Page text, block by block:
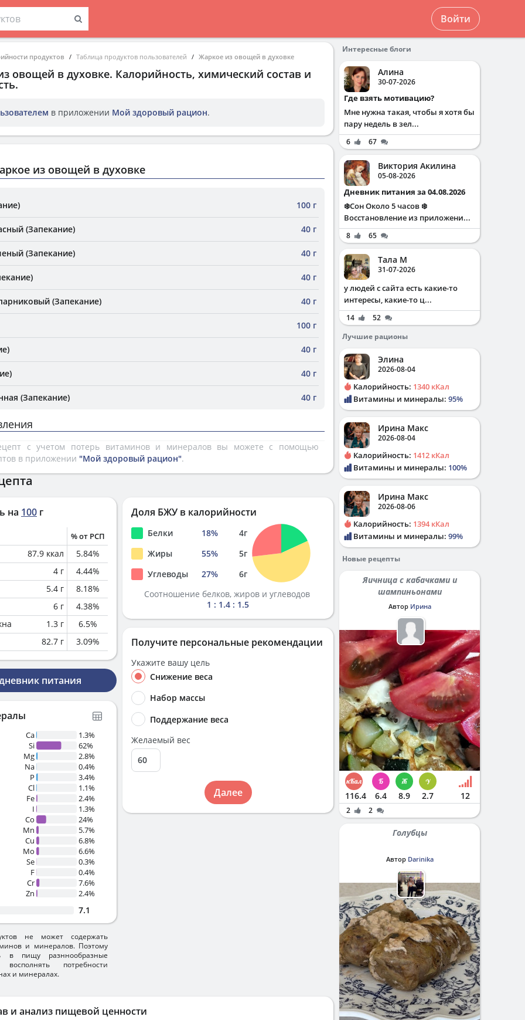
Войти
продуктов Таблица продуктов пользователей Жаркое из овощей в духовке
овощей в духовке. Калорийность, химический состав и
в приложении Мой здоровый рацион.
из овощей в духовке
100 г
(Запекание) 40 г
(Запекание) 40 г
40 г
(Запекание) 40 г
100 г
40 г
40 г
(Запекание) 40 г
с учетом потерь витаминов и минералов вы можете с помощью
в приложении "Мой здоровый рацион".
и анализ пищевой ценности
на 100 г
% от РСП
87.9 ккал 5.84%
4 г 4.44%
5.4 г 8.18%
6 г 4.38%
1.3 г 6.5%
82.7 г 3.09%
питания
Ca
1.3%
Si
62%
Mg
2.8%
Na
0.4%
P
3.4%
Cl
1.1%
Fe
2.4%
I
1.3%
Co
24%
Mn
5.7%
Cu
6.8%
Mo
6.6%
Se
0.3%
F
0.4%
Cr
7.6%
Zn
2.4%
7.1
не может содержать
и минералов. Поэтому
в пищу разннообразные
потребности
и минералах.
Доля БЖУ в калорийности
Белки 18% 4г
Жиры
55% 5г
Углеводы
27% 6г
Соотношение белков, жиров и углеводов
1 : 1.4 : 1.5
Получите персональные рекомендации
Укажите вашу цель
Снижение веса
Набор массы
Поддержание веса
Желаемый вес
Далее
Интересные блоги
Алина
30-07-2026
Где взять мотивацию?
Мне нужна такая, чтобы я хотя бы
пару недель в зел...
6 67
Виктория Акилина
05-08-2026
Дневник питания за 04.08.2026
❄️Сон Около 5 часов ❄️
Восстановление из приложени...
8 65
Тала М
31-07-2026
у людей с сайта есть какие-то
интересы, какие-то ц...
14
52
Лучшие рационы
Элина
2026-08-04
Калорийность: 1340 кКал
Витамины и минералы: 95%
Ирина Макс
2026-08-04
Калорийность: 1412 кКал
Витамины и минералы: 100%
Ирина Макс
2026-08-06
Калорийность: 1394 кКал
Витамины и минералы: 99%
Новые рецепты
Яичница с кабачками и
шампиньонами
Автор Ирина
116.4 6.4 8.9 2.7 12
2 2
Голубцы
Автор Darinika